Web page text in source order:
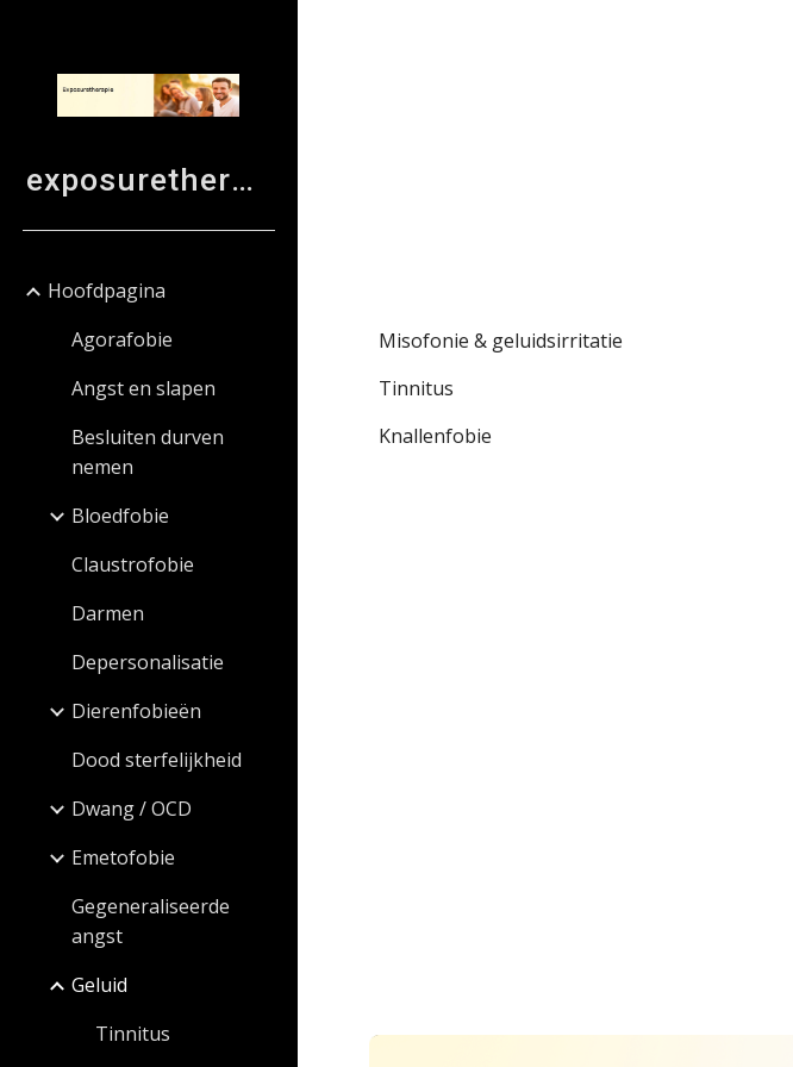
exposuretherapie
Hoofdpagina
Agorafobie
Angst en slapen
Besluiten durven
nemen
Bloedfobie
Claustrofobie
Darmen
Depersonalisatie
Dierenfobieën
Dood sterfelijkheid
Dwang / OCD
Emetofobie
Gegeneraliseerde
angst
Geluid
Tinnitus
Misofonie & geluidsirritatie
Tinnitus
Knallenfobie